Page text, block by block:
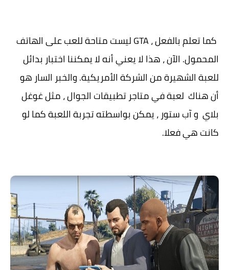
كما تعلم بالفعل ، GTA ليست متاحة للعب على الهاتف
المحمول. الآن ، هذا لا يعني أنه لا يمكننا اختبار بدائل
للعبة الشهيرة من الشركة الأمريكية. والخبر السار هو
أن هناك لعبة في متاجر تطبيقات الجوال ، مثل غوغل
بلاي و آب ستور ، يمكن بواسطته تجربة اللعبة كما لو
كانت هي فعلا.